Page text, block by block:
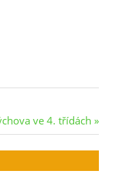
ve 4. třídách